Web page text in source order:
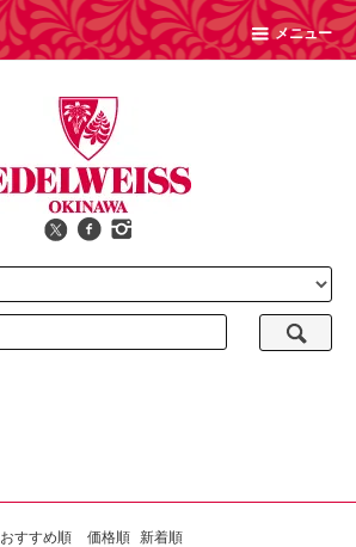
メニュー
おすすめ順 価格順 新着順